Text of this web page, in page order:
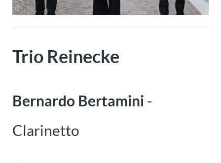
Trio Reinecke
Bernardo Bertamini -
Clarinetto